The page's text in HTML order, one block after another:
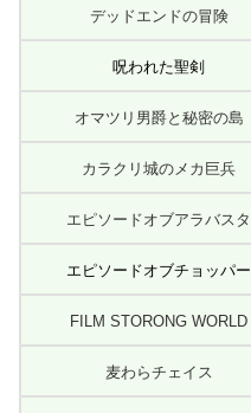
デッドエンドの冒険
呪われた聖剣
オマツリ男爵と秘密の島
カラクリ城のメカ巨兵
エピソードオブアラバスタ
エピソードオブチョッパー
FILM STORONG WORLD
麦わらチェイス